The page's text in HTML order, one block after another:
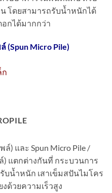
โดยสามารถรับน้ำหนักได้
กได้มากกว่า
(Spun Micro Pile)
ก
ล์) และ Spun Micro Pile /
) แตกต่างกันที่ กระบวนการ
บน้ำหนัก เสาเข็มสปันไมโคร
ด้วยความเร็วสูง